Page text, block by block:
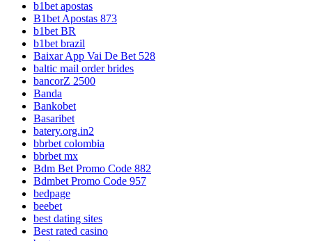
b1bet apostas
B1bet Apostas 873
b1bet BR
b1bet brazil
Baixar App Vai De Bet 528
baltic mail order brides
bancorZ 2500
Banda
Bankobet
Basaribet
batery.org.in2
bbrbet colombia
bbrbet mx
Bdm Bet Promo Code 882
Bdmbet Promo Code 957
bedpage
beebet
best dating sites
Best rated casino